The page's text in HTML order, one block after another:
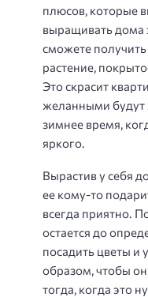
плюсов, которые
выращивать дома
сможете
растение,
Это скрасит
желанными будут
зимнее время,
яркого.
Вырастив у себя
ее кому-то
всегда приятно.
остается до
посадить цветы и
образом, чтобы
тогда, когда это